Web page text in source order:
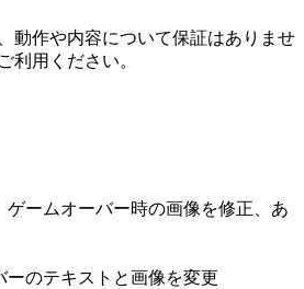
動作や内容について保証はありませ
利用ください。
ゲームオーバー時の画像を修正、あ
ーのテキストと画像を変更